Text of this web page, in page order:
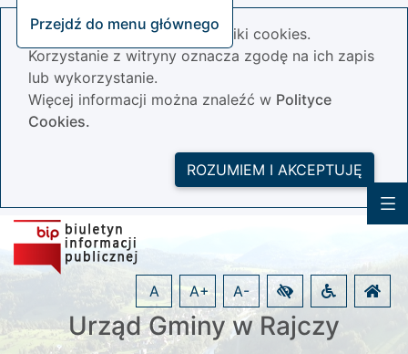
Przejdź do menu głównego
Nasza strona wykorzystuje pliki cookies.
Korzystanie z witryny oznacza zgodę na ich zapis
lub wykorzystanie.
Więcej informacji można znaleźć w Polityce
Cookies.
ROZUMIEM I AKCEPTUJĘ
Urząd Gminy w Rajczy
A A+ A-